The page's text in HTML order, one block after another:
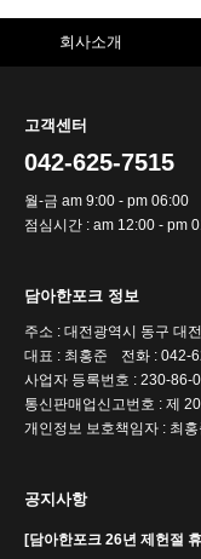
회사소개
고객센터
042-625-7515
월-금 am 9:00 - pm 06:00
점심시간 : am 12:00 - pm
담아한포크 정보
주소 : 대전광역시 동구 대
대표 : 최홍준
전화 : 042-
사업자 등록번호 : 230-86-
통신판매업신고번호 : 제
개인정보 보호책임자 : 최홍
공지사항
[담아한포크 26년 제헌절